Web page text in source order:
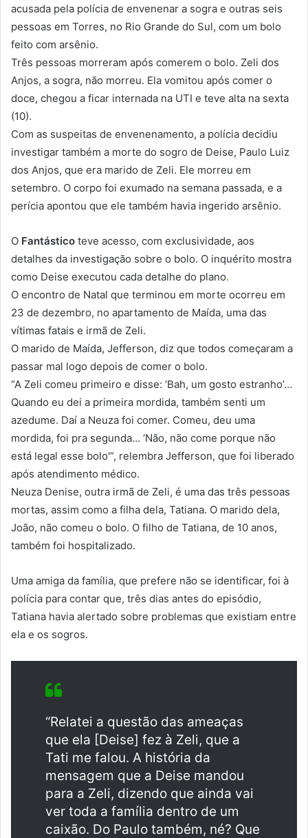
acusada pela polícia de envenenar a sogra e outras seis
pessoas em Torres, no Rio Grande do Sul, com um bolo
feito com arsênio.
Três pessoas morreram após comerem o bolo. Zeli dos
Anjos, a sogra, não morreu. Ela vomitou após comer o
doce, chegou a ficar internada na UTI e teve alta na sexta
(10).
Com as suspeitas de envenenamento, a polícia decidiu
investigar também a morte do sogro de Deise, Paulo Luiz
dos Anjos, que era marido de Zeli. Ele morreu em
setembro. O corpo foi exumado na semana passada, e a
perícia apontou que ele também havia ingerido arsênio.
O Fantástico teve acesso, com exclusividade, aos
detalhes da investigação sobre o bolo. O inquérito mostra
como Deise executou cada detalhe do plano.
O encontro de Natal que terminou em morte ocorreu em
23 de dezembro, no apartamento de Maída, uma das
vítimas fatais e irmã de Zeli.
O marido de Maída, Jefferson, diz que todos começaram a
passar mal logo depois de comer o bolo.
“A Zeli comeu primeiro e disse: ‘Bah, um gosto estranho’…
Quando eu dei a primeira mordida, também senti um
azedume. Daí a Neuza foi comer. Comeu, deu uma
mordida, foi pra segunda… ‘Não, não come porque não
está legal esse bolo'”, relembra Jefferson, que foi liberado
após atendimento médico.
Neuza Denise, outra irmã de Zeli, é uma das três pessoas
mortas, assim como a filha dela, Tatiana. O marido dela,
João, não comeu o bolo. O filho de Tatiana, de 10 anos,
também foi hospitalizado.
Uma amiga da família, que prefere não se identificar, foi à
polícia para contar que, três dias antes do episódio,
Tatiana havia alertado sobre problemas que existiam entre
ela e os sogros.
“Relatei a questão das ameaças
que ela [Deise] fez à Zeli, que a
Tati me falou. A história da
mensagem que a Deise mandou
para a Zeli, dizendo que ainda vai
ver toda a família dentro de um
caixão. Do Paulo também, né? Que